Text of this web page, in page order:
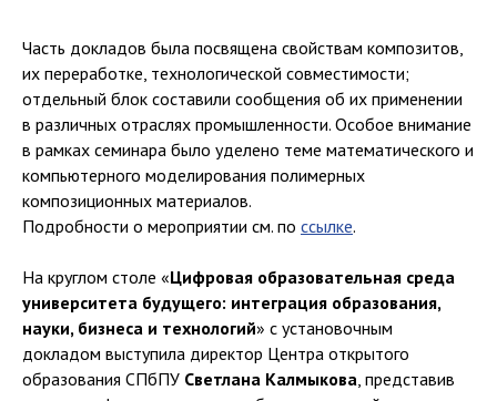
Часть докладов была посвящена свойствам композитов,
их переработке, технологической совместимости;
отдельный блок составили сообщения об их применении
в различных отраслях промышленности. Особое внимание
в рамках семинара было уделено теме математического и
компьютерного моделирования полимерных
композиционных материалов.
Подробности о мероприятии см. по ссылке.
На круглом столе «Цифровая образовательная среда
университета будущего: интеграция образования,
науки, бизнеса и технологий» с установочным
докладом выступила директор Центра открытого
образования СПбПУ Светлана Калмыкова, представив